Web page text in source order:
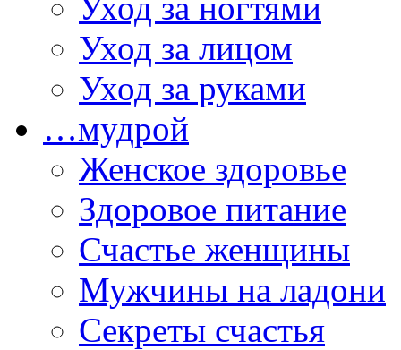
Уход за лицом
Уход за руками
…мудрой
Женское здоровье
Здоровое питание
Счастье женщины
Мужчины на ладони
Секреты счастья